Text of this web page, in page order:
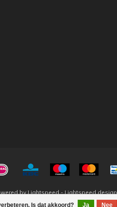
Is dat akkoord? Ja Nee
by Lightspeed - Lightspeed design